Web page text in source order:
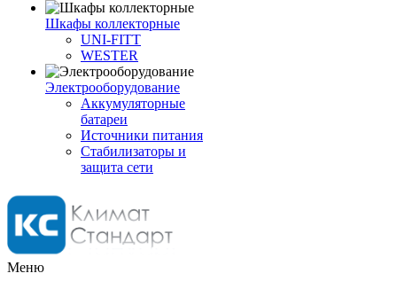
Шкафы коллекторные
UNI-FITT
WESTER
Электрооборудование
Аккумуляторные
батареи
Источники питания
Стабилизаторы и
защита сети
Меню